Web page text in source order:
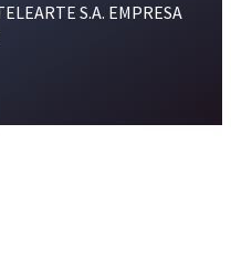
S.A. EMPRESA